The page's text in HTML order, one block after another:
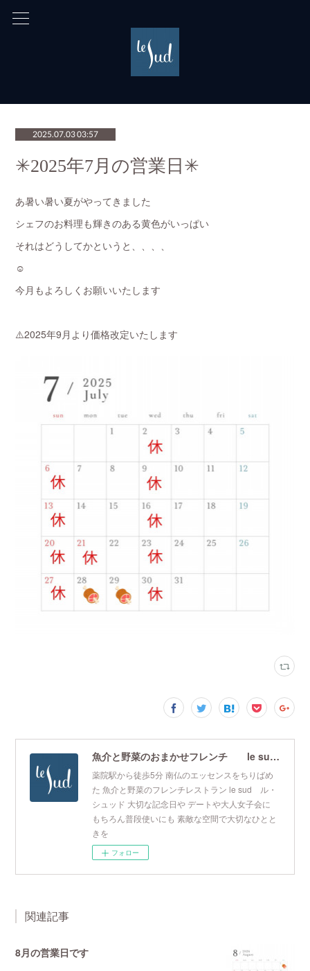
2025.07.03 03:57
✳︎2025年7月の営業日✳︎
あ暑い暑い夏がやってきました
シェフのお料理も輝きのある黄色がいっぱい
それはどうしてかというと、、、、
☺️
今月もよろしくお願いいたします
⚠️2025年9月より価格改定いたします
魚介と野菜のおまかせフレンチ le sud ル・シュッド
薬院駅から徒歩5分 南仏のエッセンスをちりばめ
た 魚介と野菜のフレンチレストラン le sud ル・
シュッド 大切な記念日や デートや大人女子会に
もちろん普段使いにも 素敵な空間で大切なひとと
きを
フォロー
関連記事
8月の営業日です